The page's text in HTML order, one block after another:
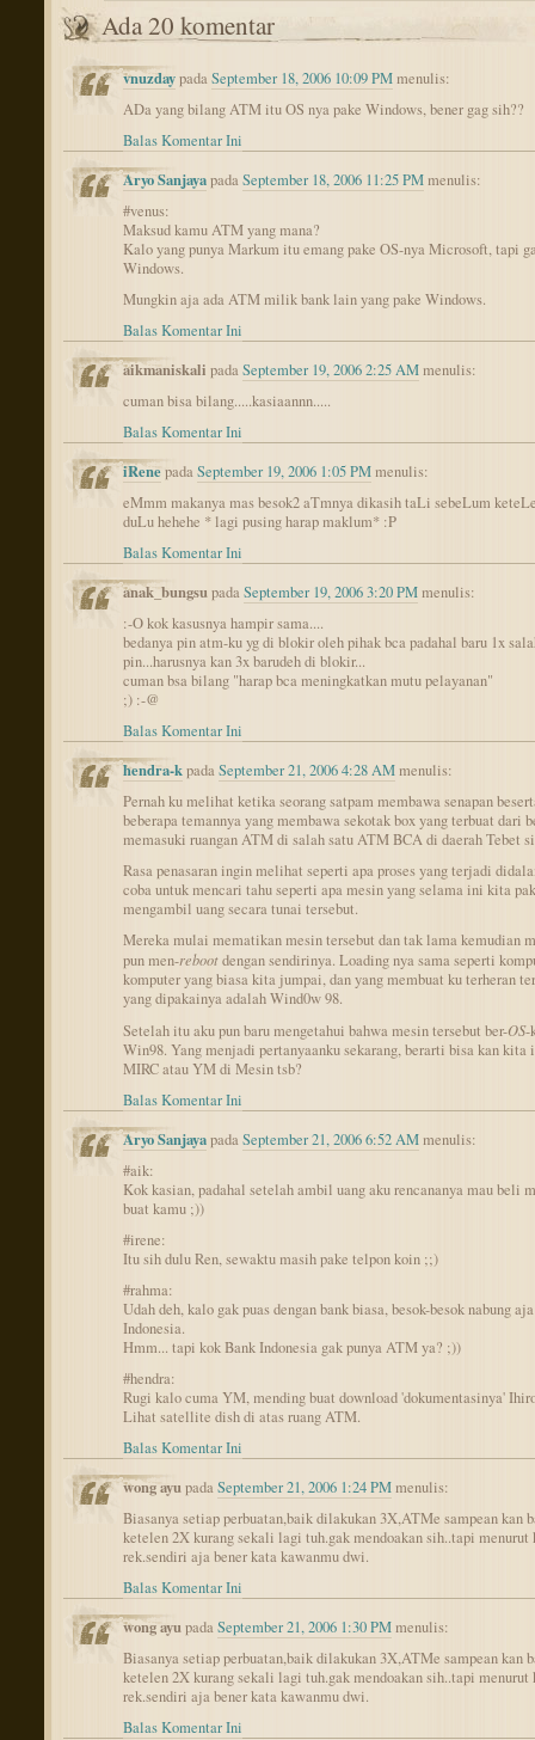
Ada 20 komentar
vnuzdaypadaSeptember 18, 2006 10:09 PMmenulis:
ADa yang bilang ATM itu OS nya pake Windows, bener gag sih??
Balas Komentar Ini
Aryo SanjayapadaSeptember 18, 2006 11:25 PMmenulis:
#venus:
Maksud kamu ATM yang mana?
Kalo yang punya Markum itu emang pake OS-nya Microsoft, tapi
Windows.
Mungkin aja ada ATM milik bank lain yang pake Windows.
Balas Komentar Ini
aikmaniskali padaSeptember 19, 2006 2:25 AMmenulis:
cuman bisa bilang.....kasiaannn.....
Balas Komentar Ini
iRenepadaSeptember 19, 2006 1:05 PMmenulis:
eMmm makanya mas besok2 aTmnya dikasih taLi sebeLum
duLu hehehe * lagi pusing harap maklum* :P
Balas Komentar Ini
anak_bungsupadaSeptember 19, 2006 3:20 PMmenulis:
:-O kok kasusnya hampir sama....
bedanya pin atm-ku yg di blokir oleh pihak bca padahal baru 1x
pin...harusnya kan 3x barudeh di blokir...
cuman bsa bilang "harap bca meningkatkan mutu pelayanan"
;) :-@
Balas Komentar Ini
hendra-kpadaSeptember 21, 2006 4:28 AMmenulis:
Pernah ku melihat ketika seorang satpam membawa senapan
beberapa temannya yang membawa sekotak box yang terbuat dari
memasuki ruangan ATM di salah satu ATM BCA di daerah Tebet
Rasa penasaran ingin melihat seperti apa proses yang terjadi
coba untuk mencari tahu seperti apa mesin yang selama ini kita
mengambil uang secara tunai tersebut.
Mereka mulai mematikan mesin tersebut dan tak lama kemudian
pun men-rebootdengan sendirinya. Loading nya sama seperti
komputer yang biasa kita jumpai, dan yang membuat ku terheran
yang dipakainya adalah Wind0w 98.
Setelah itu aku pun baru mengetahui bahwa mesin tersebut ber-OS-
Win98. Yang menjadi pertanyaanku sekarang, berarti bisa kan kita
MIRC atau YM di Mesin tsb?
Balas Komentar Ini
Aryo SanjayapadaSeptember 21, 2006 6:52 AMmenulis:
#aik:
Kok kasian, padahal setelah ambil uang aku rencananya mau beli
buat kamu ;))
#irene:
Itu sih dulu Ren, sewaktu masih pake telpon koin ;;)
#rahma:
Udah deh, kalo gak puas dengan bank biasa, besok-besok nabung
Indonesia.
Hmm... tapi kok Bank Indonesia gak punya ATM ya? ;))
#hendra:
Rugi kalo cuma YM, mending buat download 'dokumentasinya'
Lihat satellite dish di atas ruang ATM.
Balas Komentar Ini
wong ayupadaSeptember 21, 2006 1:24 PMmenulis:
Biasanya setiap perbuatan,baik dilakukan 3X,ATMe sampean kan
ketelen 2X kurang sekali lagi tuh.gak mendoakan sih..tapi menurut
rek.sendiri aja bener kata kawanmu dwi.
Balas Komentar Ini
wong ayupadaSeptember 21, 2006 1:30 PMmenulis:
Biasanya setiap perbuatan,baik dilakukan 3X,ATMe sampean kan
ketelen 2X kurang sekali lagi tuh.gak mendoakan sih..tapi menurut
rek.sendiri aja bener kata kawanmu dwi.
Balas Komentar Ini